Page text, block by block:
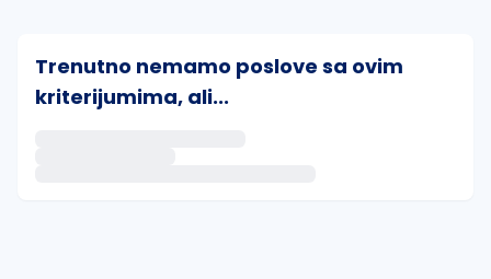
Trenutno nemamo poslove sa ovim
kriterijumima, ali...